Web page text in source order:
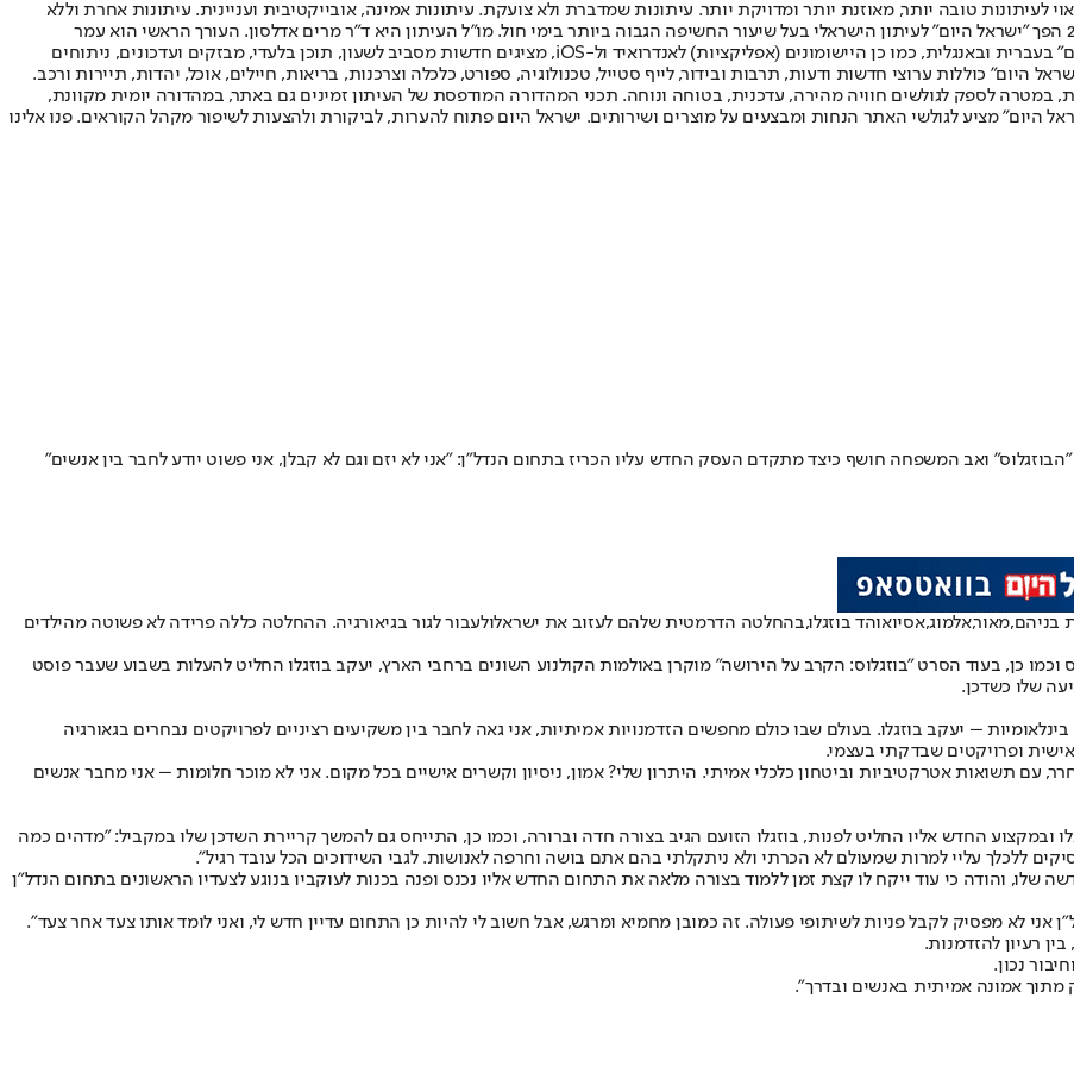
טובה יותר, מאוזנת יותר ומדויקת יותר. עיתונות שמדברת ולא צועקת. עיתונות אמינה, אובייקטיבית ועניינית. עיתונות אחרת וללא
תשלום. המהדורה המודפסת הראשונה פורסמה ב-30 ביולי 2007, וב-2010 הפך "ישראל היום" לעיתון הישראלי בעל שיעור החשיפה הגבוה ביותר בימי חול. מו"ל העיתון היא ד"ר מרים אדלסון. העורך הראשי הוא עמר
לחמנוביץ, והעורך המייסד הוא עמוס רגב. אתרי האינטרנט של "ישראל היום" בעברית ובאנגלית, כמו כן היישומונים (אפליקציות) לאנדרואיד ול-iOS, מציגים חדשות מסביב לשעון, תוכן בלעדי, מבזקים ועדכונים, ניתוחים
היום" כוללות ערוצי חדשות ודעות, תרבות ובידור, לייף סטייל, טכנולוגיה, ספורט, כלכלה וצרכנות, בריאות, חיילים, אוכל, יהדות, תיירות ורכב.
במטרה לספק לגולשים חוויה מהירה, עדכנית, בטוחה ונוחה. תכני המהדורה המודפסת של העיתון זמינים גם באתר, במהדורה יומית מקוונת,
היום" מציע לגולשי האתר הנחות ומבצעים על מוצרים ושירותים. ישראל היום פתוח להערות, לביקורת ולהצעות לשיפור מקהל הקוראים. פנו אלינו
ואב המשפחה חושף כיצד מתקדם העסק החדש עליו הכריז בתחום הנדל"ן: "אני לא יזם וגם לא קבלן, אני פשוט יודע לחבר בין אנשים"
בניהם,מאור,אלמוג,אסיואוהד בוזגלו,בהחלטה הדרמטית שלהם לעזוב את ישראלולעבור לגור בגיאורגיה. ההחלטה כללה פרידה לא פשוטה מהילדים
כן, בעוד הסרט "בוזגלוס: הקרב על הירושה" מוקרן באולמות הקולנוע השונים ברחבי הארץ, יעקב בוזגלו החליט להעלות בשבוע שעבר פוסט
שלו כשדכן.
– יעקב בוזגלו. בעולם שבו כולם מחפשים הזדמנויות אמיתיות, אני גאה לחבר בין משקיעים רציניים לפרויקטים נבחרים בגאורגיה
ופרויקטים שבדקתי בעצמי.
עם תשואות אטרקטיביות וביטחון כלכלי אמיתי. היתרון שלי? אמון, ניסיון וקשרים אישיים בכל מקום. אני לא מוכר חלומות – אני מחבר אנשים
ובמקצוע החדש אליו החליט לפנות, בוזגלו הזועם הגיב בצורה חדה וברורה, וכמו כן, התייחס גם להמשך קריירת השדכן שלו במקביל: "מדהים כמה
ללכלך עליי למרות שמעולם לא הכרתי ולא ניתקלתי בהם אתם בושה וחרפה לאנושות. לגבי השידוכים הכל עובד רגיל".
שלו, והודה כי עוד ייקח לו קצת זמן ללמוד בצורה מלאה את התחום החדש אליו נכנס ופנה בכנות לעוקביו בנוגע לצעדיו הראשונים בתחום הנדל"ן
לא מפסיק לקבל פניות לשיתופי פעולה. זה כמובן מחמיא ומרגש, אבל חשוב לי להיות כן התחום עדיין חדש לי, ואני לומד אותו צעד אחר צעד".
רעיון להזדמנות.
נכון.
מתוך אמונה אמיתית באנשים ובדרך".